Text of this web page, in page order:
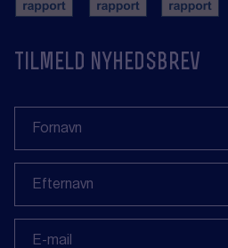
tilmeld nyhedsbrev